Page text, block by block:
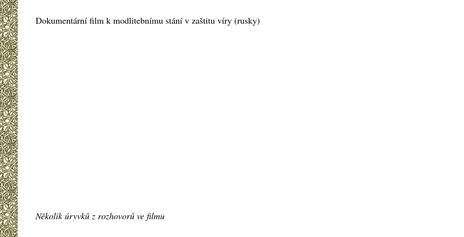
Dokumentární film k modlitebnímu stání v zaštitu víry (rusky)
Několik úryvků z rozhovorů ve filmu